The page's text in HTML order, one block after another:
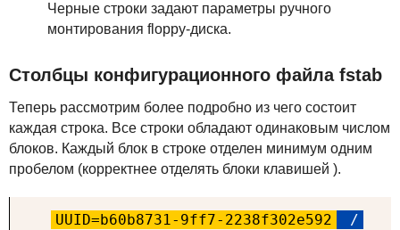
Черные строки задают параметры ручного
монтирования floppy-диска.
Столбцы конфигурационного файла fstab
Теперь рассмотрим более подробно из чего состоит
каждая строка. Все строки обладают одинаковым числом
блоков. Каждый блок в строке отделен минимум одним
пробелом (корректнее отделять блоки клавишей ).
UUID=b60b8731-9ff7-2238f302e592
/